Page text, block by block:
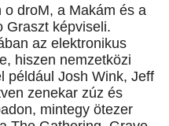
o droM, a Makám és a
Graszt képviseli.
az elektronikus
hiszen nemzetközi
például Josh Wink, Jeff
zenekar zúz és
mintegy ötezer